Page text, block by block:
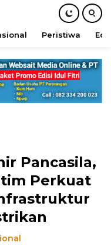
Peristiwa
Pancasila,
Perkuat